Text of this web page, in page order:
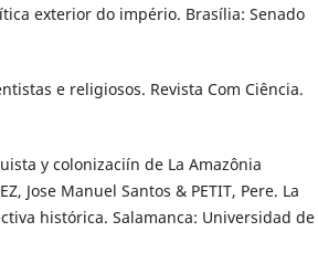
exterior do império. Brasília: Senado
e religiosos. Revista Com Ciência.
y colonizaciín de La Amazônia
Jose Manuel Santos & PETIT, Pere. La
histórica. Salamanca: Universidad de